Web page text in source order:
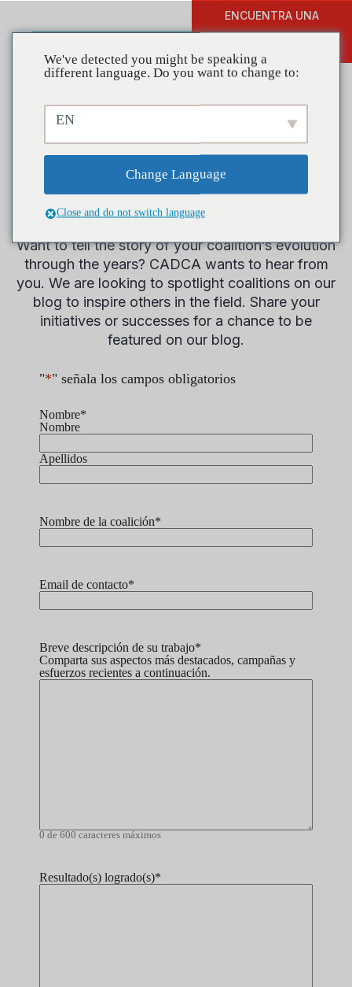
ENCUENTRA UNA
Coaliciones en
acción
Want to tell the story of your coalition’s evolution
through the years? CADCA wants to hear from
you. We are looking to spotlight coalitions on our
blog to inspire others in the field. Share your
initiatives or successes for a chance to be
featured on our blog.
"*" señala los campos obligatorios
Nombre*
Nombre
Apellidos
Nombre de la coalición*
Email de contacto*
Breve descripción de su trabajo*
Comparta sus aspectos más destacados, campañas y
esfuerzos recientes a continuación.
0 de 600 caracteres máximos
Resultado(s) logrado(s)*
We've detected you might be speaking a
different language. Do you want to change to:
EN
Change Language
Close and do not switch language